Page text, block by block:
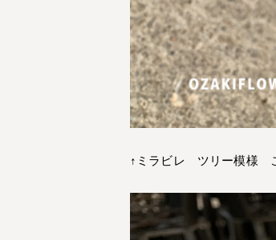
↑ミラビレ ツリー模様 こ